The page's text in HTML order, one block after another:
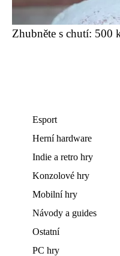
Zhubněte s chutí: 500
Esport
Herní hardware
Indie a retro hry
Konzolové hry
Mobilní hry
Návody a guides
Ostatní
PC hry